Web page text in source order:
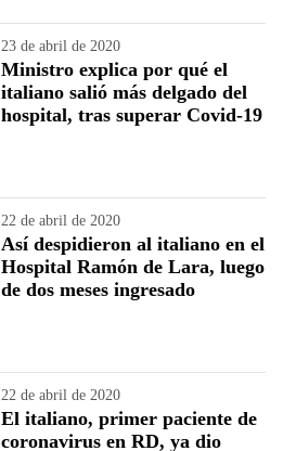
23 de abril de 2020
Ministro explica por qué el
italiano salió más delgado del
hospital, tras superar Covid-19
22 de abril de 2020
Así despidieron al italiano en el
Hospital Ramón de Lara, luego
de dos meses ingresado
22 de abril de 2020
El italiano, primer paciente de
coronavirus en RD, ya dio